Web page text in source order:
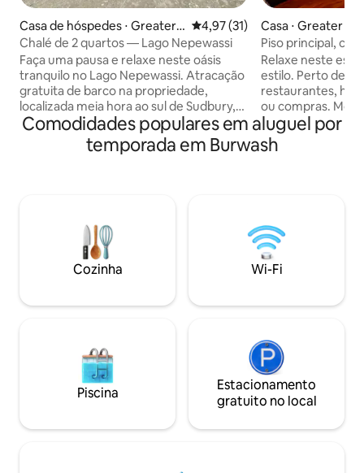
Casa de hóspedes ⋅ Greater S
udbury
4,97 de uma avaliação média
4,97 (31)
Chalé de 2 quartos — Lago Nepewassi
Faça uma pausa e relaxe neste oásis
tranquilo no Lago Nepewassi. Atracação
gratuita de barco na propriedade,
localizada meia hora ao sul de Sudbury,
Ontário. Internet grátis (nova). Ideal para
pessoas que desejam passear de barco,
pescar, relaxar ou visitar os pontos
localizada na propriedade. Cabana inclui
roupa de cama, toalhas, geladeira, placa
de aquecimento, churrasqueira a
carvão. As crianças ficam gratuitamente
Casa ⋅ Greater
Piso principal,
relaxar!
Relaxe neste
estilo. Perto de
restaurantes,
ou compras.
cômodos da
mobiliada e
3 camas
velocidade, cabo
sem animais de
permitido fumar/
casa. O porão também é usado como
Comodidades populares em aluguel por
temporada em Burwash
Cozinha Wi-Fi
Piscina
Estacionamento
gratuito no local